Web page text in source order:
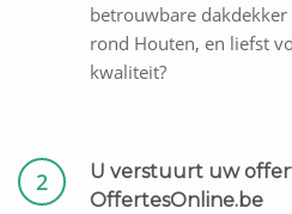
betrouwbare
rond Houten, en liefst
kwaliteit?
2
U verstuurt uw
OffertesOnline.be